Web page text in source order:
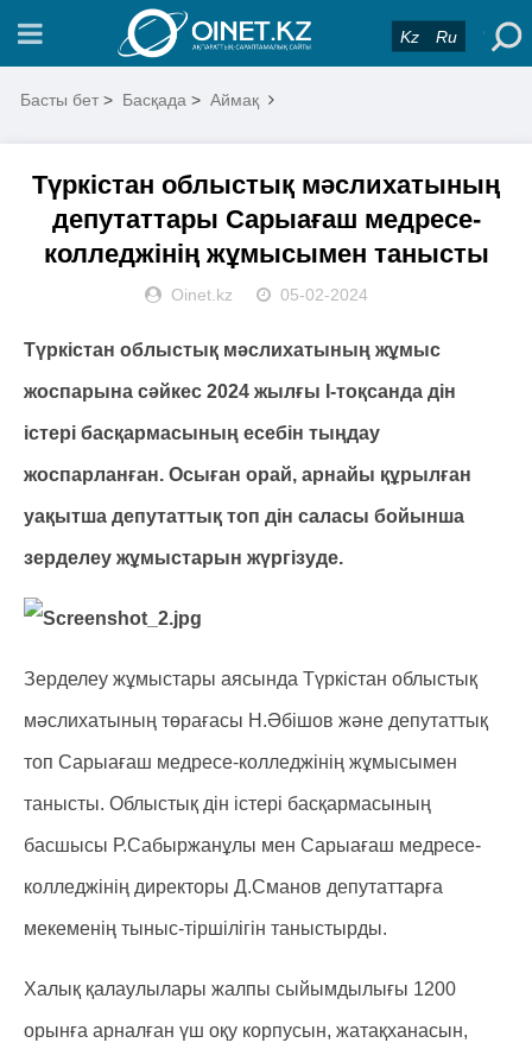
Kz Ru
Басты бет > Басқада > Аймақ
Түркістан облыстық мәслихатының
депутаттары Сарыағаш медресе-
колледжінің жұмысымен танысты
Oinet.kz 05-02-2024
Түркістан облыстық мәслихатының жұмыс
жоспарына сәйкес 2024 жылғы I-тоқсанда дін
істері басқармасының есебін тыңдау
жоспарланған. Осыған орай, арнайы құрылған
уақытша депутаттық топ дін саласы бойынша
зерделеу жұмыстарын жүргізуде.
Зерделеу жұмыстары аясында Түркістан облыстық
мәслихатының төрағасы Н.Әбішов және депутаттық
топ Сарыағаш медресе-колледжінің жұмысымен
танысты. Облыстық дін істері басқармасының
басшысы Р.Сабыржанұлы мен Сарыағаш медресе-
колледжінің директоры Д.Сманов депутаттарға
мекеменің тыныс-тіршілігін таныстырды.
Халық қалаулылары жалпы сыйымдылығы 1200
орынға арналған үш оқу корпусын, жатақханасын,